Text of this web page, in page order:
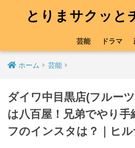
とりまサクッと
芸能 ドラマ
ホーム 芸能
ダイワ中目黒店(フルー
は八百屋！兄弟でやり手
フのインスタは？｜ヒ